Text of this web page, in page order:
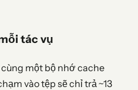
tác vụ
một bộ nhớ cache
vào tệp sẽ chỉ trả ~13